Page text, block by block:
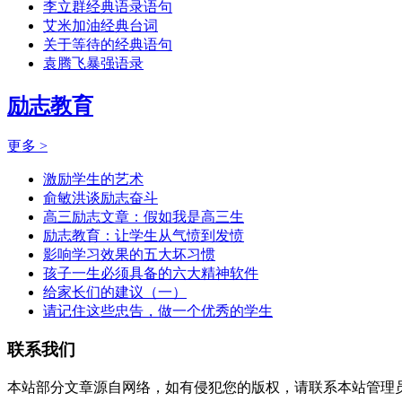
李立群经典语录语句
艾米加油经典台词
关于等待的经典语句
袁腾飞暴强语录
励志教育
更多 >
激励学生的艺术
俞敏洪谈励志奋斗
高三励志文章：假如我是高三生
励志教育：让学生从气愤到发愤
影响学习效果的五大坏习惯
孩子一生必须具备的六大精神软件
给家长们的建议（一）
请记住这些忠告，做一个优秀的学生
联系我们
本站部分文章源自网络，如有侵犯您的版权，请联系本站管理